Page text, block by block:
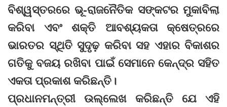
ବିଶ୍ୱସ୍ତରରେ ଭୂ-ରାଜନୈତିକ ସଙ୍କଟର ମୁକାବିଲା
କରିବା ଏବଂ ଶକ୍ତି ଆବଶ୍ୟକତା କ୍ଷେତ୍ରରେ
ଭାରତର ସ୍ଥିତି ସୁଦୃଢ଼ କରିବା ସହ ଏହାର ବିକାଶର
ଗତିକୁ ବଜୟ ରଖିବା ପାଇଁ ସେମାନେ କେନ୍ଦ୍ର ସହିତ
ଏକତା ପ୍ରକାଶ କରିଛନ୍ତି।
ପ୍ରଧାନମନ୍ତ୍ରୀ ଉଲ୍ଲେଖ କରିଛନ୍ତି ଯେ ଏହି